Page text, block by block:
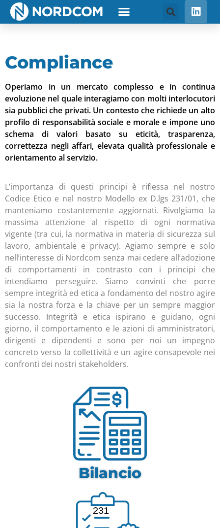
Compliance
Operiamo in un mercato complesso e in continua
evoluzione nel quale interagiamo con molti interlocutori
sia pubblici che privati. Un contesto che richiede un alto
profilo di responsabilità sociale e morale e impone uno
schema di valori basato su eticità, trasparenza,
correttezza negli affari, elevata qualità professionale e
orientamento al servizio.
L’importanza di questi principi è riflessa nel nostro
Codice Etico e nel nostro Modello ex D.lgs 231/01, che
manteniamo costantemente aggiornati. Rivolgiamo la
massima attenzione al rispetto di ogni normativa
vigente (tra cui, la normativa in materia di sicurezza sul
lavoro, ambientale e privacy). Agiamo sempre e solo
nell’interesse di Nordcom senza mai cedere all’adozione
di comportamenti in contrasto con i principi che
intendiamo perseguire. Siamo convinti che porre
sempre integrità ed etica a fondamento del nostro agire
sia la nostra forza e la chiave per un sempre maggior
successo. Integrità e etica ispirano e guidano, ogni
giorno, il comportamento e le azioni di amministratori,
dirigenti e dipendenti e sono per noi un impegno
concreto verso la collettività e un agire consapevole nei
confronti dei nostri stakeholders.
Bilancio
231